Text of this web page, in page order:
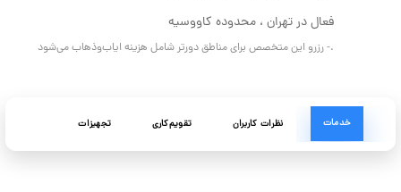
فعال در تهران ، محدوده کاووسیه
.- رزرو این متخصص برای مناطق دورتر شامل هزینه ایاب‌وذهاب می‌شود
خدمات نظرات کاربران تقویم‌کاری تجهیزات